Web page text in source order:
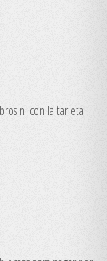
ni con la tarjeta